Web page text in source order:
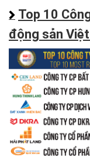
Top 10
động sản